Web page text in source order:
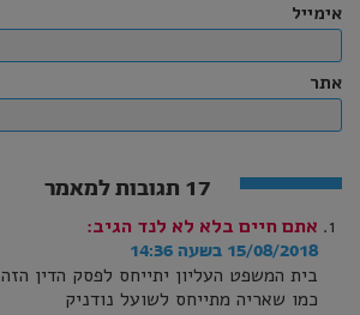
אימייל
אתר
אתם חיים בלא לא לנד הגיב:
15/08/2018 בשעה 14:36
בית המשפט העליון יתייחס לפסק הדין הזה
כמו שאריה מתייחס לשועל נודניק